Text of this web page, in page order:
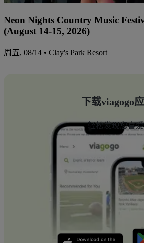
Neon Nights Country Music
(August 14-15, 2026)
周五, 08/14 • Clay's Park Resort
下载viagogo
轻松发现您喜